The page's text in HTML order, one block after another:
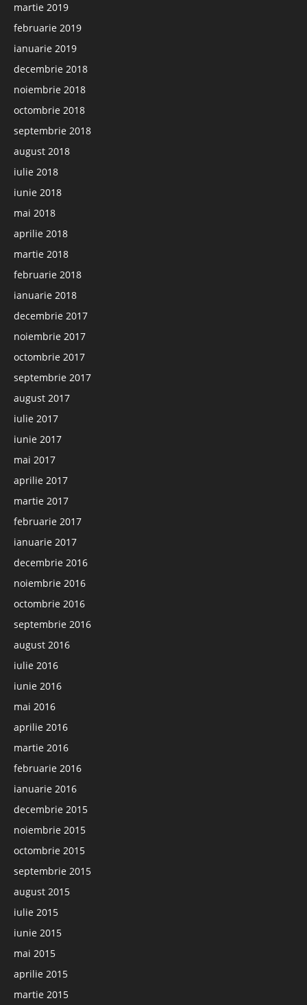
martie 2019
februarie 2019
ianuarie 2019
decembrie 2018
noiembrie 2018
octombrie 2018
septembrie 2018
august 2018
iulie 2018
iunie 2018
mai 2018
aprilie 2018
martie 2018
februarie 2018
ianuarie 2018
decembrie 2017
noiembrie 2017
octombrie 2017
septembrie 2017
august 2017
iulie 2017
iunie 2017
mai 2017
aprilie 2017
martie 2017
februarie 2017
ianuarie 2017
decembrie 2016
noiembrie 2016
octombrie 2016
septembrie 2016
august 2016
iulie 2016
iunie 2016
mai 2016
aprilie 2016
martie 2016
februarie 2016
ianuarie 2016
decembrie 2015
noiembrie 2015
octombrie 2015
septembrie 2015
august 2015
iulie 2015
iunie 2015
mai 2015
aprilie 2015
martie 2015